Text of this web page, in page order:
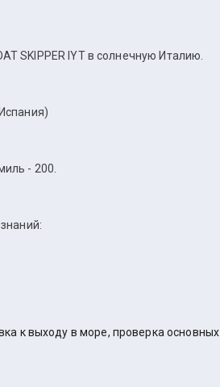
SKIPPER IYT в солнечную Италию.
- 200.
к выходу в море, проверка основных